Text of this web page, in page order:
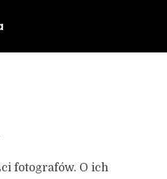
fotografów. O ich